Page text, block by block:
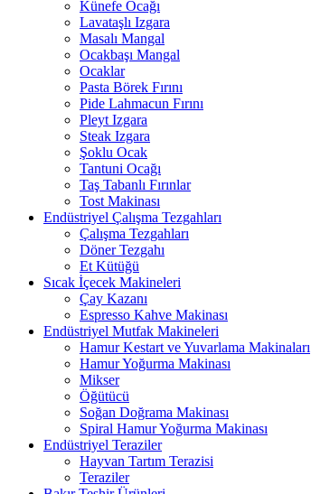
Künefe Ocağı
Lavataşlı Izgara
Masalı Mangal
Ocakbaşı Mangal
Ocaklar
Pasta Börek Fırını
Pide Lahmacun Fırını
Pleyt Izgara
Steak Izgara
Şoklu Ocak
Tantuni Ocağı
Taş Tabanlı Fırınlar
Tost Makinası
Endüstriyel Çalışma Tezgahları
Çalışma Tezgahları
Döner Tezgahı
Et Kütüğü
Sıcak İçecek Makineleri
Çay Kazanı
Espresso Kahve Makinası
Endüstriyel Mutfak Makineleri
Hamur Kestart ve Yuvarlama Makinaları
Hamur Yoğurma Makinası
Mikser
Öğütücü
Soğan Doğrama Makinası
Spiral Hamur Yoğurma Makinası
Endüstriyel Teraziler
Hayvan Tartım Terazisi
Teraziler